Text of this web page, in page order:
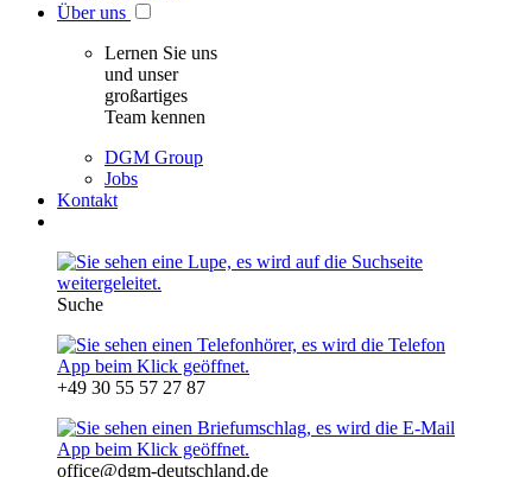
Über uns
Lernen Sie uns
und unser
großartiges
Team kennen
DGM Group
Jobs
Kontakt
Suche
+49 30 55 57 27 87
office@dgm-deutschland.de